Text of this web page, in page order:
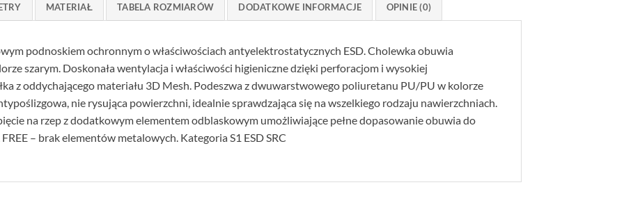
MATERIAŁ TABELA ROZMIARÓW DODATKOWE INFORMACJE OPINIE (0)
podnoskiem ochronnym o właściwościach antyelektrostatycznych ESD. Cholewka obuwia
szarym. Doskonała wentylacja i właściwości higieniczne dzięki perforacjom i wysokiej
z oddychającego materiału 3D Mesh. Podeszwa z dwuwarstwowego poliuretanu PU/PU w kolorze
nie rysująca powierzchni, idealnie sprawdzająca się na wszelkiego rodzaju nawierzchniach.
na rzep z dodatkowym elementem odblaskowym umożliwiające pełne dopasowanie obuwia do
– brak elementów metalowych. Kategoria S1 ESD SRC